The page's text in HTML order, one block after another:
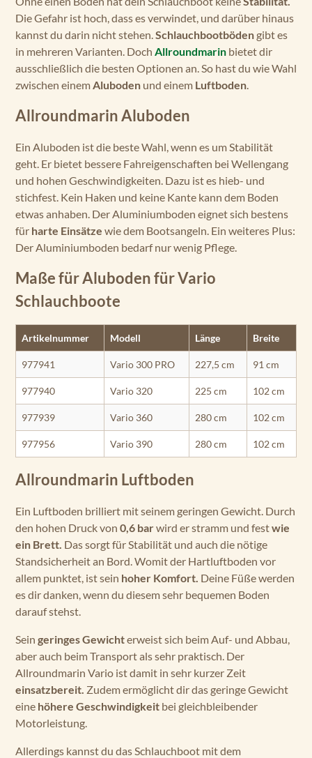
Die Gefahr ist hoch, dass es verwindet, und darüber hinaus
kannst du darin nicht stehen.Schlauchbootböden gibt es
in mehreren Varianten. Doch Allroundmarin bietet dir
ausschließlich die besten Optionen an. So hast du wie Wahl
zwischen einemAluboden und einem Luftboden.
Allroundmarin Aluboden
Ein Aluboden ist die beste Wahl, wenn es um Stabilität
geht. Er bietet bessere Fahreigenschaften bei Wellengang
und hohen Geschwindigkeiten. Dazu ist es hieb- und
stichfest. Kein Haken und keine Kante kann dem Boden
etwas anhaben. Der Aluminiumboden eignet sich bestens
für harte Einsätze wie dem Bootsangeln. Ein weiteres Plus:
Der Aluminiumboden bedarf nur wenig Pflege.
Maße für Aluboden für Vario
Schlauchboote
Artikelnummer Modell Länge Breite
977941 Vario 300 PRO 227,5 cm 91 cm
977940 Vario 320 225 cm 102 cm
977939 Vario 360 280 cm 102 cm
977956 Vario 390 280 cm 102 cm
Allroundmarin Luftboden
Ein Luftboden brilliert mit seinem geringen Gewicht. Durch
den hohen Druck von 0,6 barwird er stramm und festwie
ein Brett. Das sorgt für Stabilität und auch die nötige
Standsicherheit an Bord. Womit der Hartluftboden vor
allem punktet, ist sein hoher Komfort. Deine Füße werden
es dir danken, wenn du diesem sehr bequemen Boden
darauf stehst.
Sein geringes Gewichterweist sich beim Auf- und Abbau,
aber auch beim Transport als sehr praktisch. Der
Allroundmarin Vario ist damit in sehr kurzer Zeit
einsatzbereit. Zudem ermöglicht dir das geringe Gewicht
eine höhere Geschwindigkeit bei gleichbleibender
Motorleistung.
Allerdings kannst du das Schlauchboot mit dem